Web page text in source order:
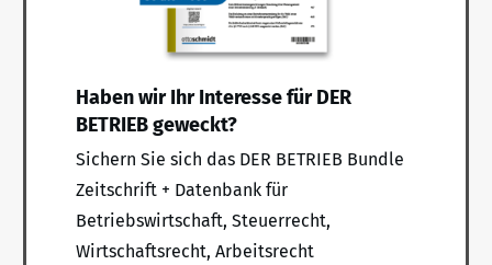
Haben wir Ihr Interesse für DER
BETRIEB geweckt?
Sichern Sie sich das DER BETRIEB Bundle
Zeitschrift + Datenbank für
Betriebswirtschaft, Steuerrecht,
Wirtschaftsrecht, Arbeitsrecht